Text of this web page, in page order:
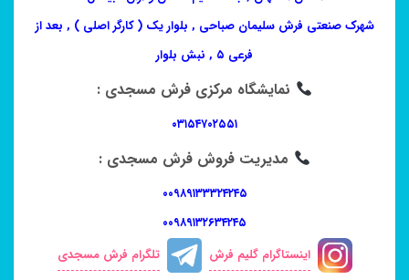
شهرک صنعتی فرش سلیمان صباحی , بلوار یک ( کارگر اصلی ) , بعد از
فرعی ۵ , نبش بلوار
نمایشگاه مرکزی فرش مسجدی :
۰۳۱۵۴۷۰۲۵۵۱
مدیریت فروش فرش مسجدی :
۰۰۹۸۹۱۳۳۳۲۴۲۴۵
۰۰۹۸۹۱۳۲۶۳۴۲۴۵
اینستاگرام گلیم فرش
تلگرام فرش مسجدی